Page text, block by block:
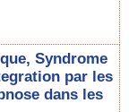
Syndrome
par les
dans les